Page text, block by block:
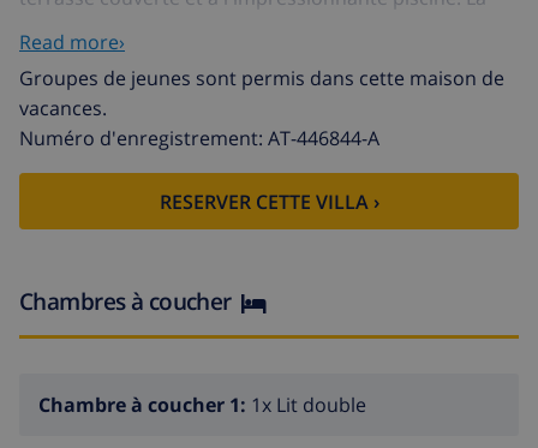
vaisselle et plaque vitrocéramique vous permettra de
préparer de délicieux repas. Deux chambres avec deux
lits simples chacune et deux chambres avec un lit
double, dont une avec salle de bain privée, offrant
confort et intimité. De plus, vous trouverez une salle
de bain séparée avec baignoire. Le couloir dispose de
la climatisation pour votre confort. L'ÉTAGE
indépendants : APPARTEMENT 1 : Un salon-salle à
accompagnées d'une salle de bain séparée avec
Read more›
Groupes de jeunes sont permis dans cette maison de
vacances.
Numéro d'enregistrement: AT-446844-A
RESERVER CETTE VILLA ›
Chambres à coucher
Chambre à coucher 1: 1x Lit double